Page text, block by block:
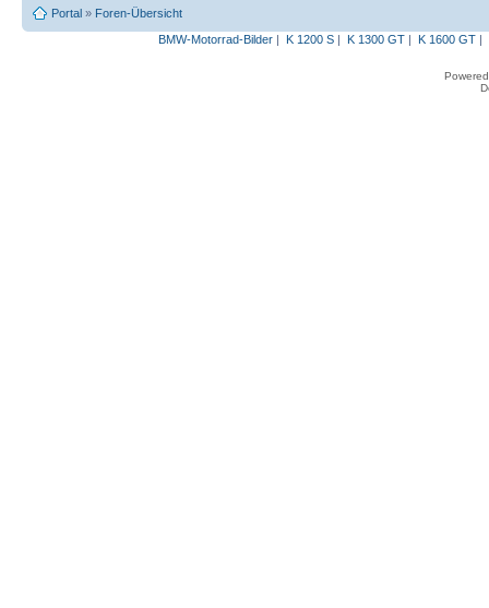
Portal » Foren-Übersicht
BMW-Motorrad-Bilder| K 1200 S| K 1300 GT| K 1600 GT|